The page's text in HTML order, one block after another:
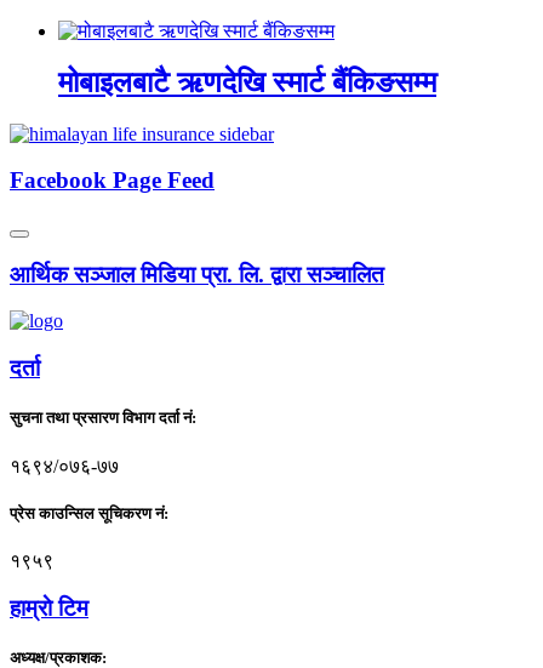
मोबाइलबाटै ऋणदेखि स्मार्ट बैंकिङसम्म
Facebook Page Feed
आर्थिक सञ्जाल मिडिया प्रा. लि. द्वारा सञ्चालित
दर्ता
सुचना तथा प्रसारण विभाग दर्ता नं:
१६९४/०७६-७७
प्रेस काउन्सिल सूचिकरण नं:
१९५९
हाम्राे टिम
अध्यक्ष/प्रकाशक: